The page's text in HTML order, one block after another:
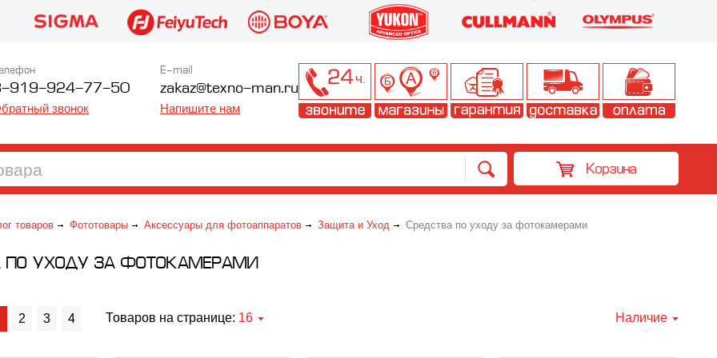
919-924-77-50
звонок
E-mail
zakaz@texno-man.ru
Напишите нам
Корзина
товаров Фототовары Аксессуары для фотоаппаратов Защита и Уход Средства по уходу за фотокамерами
ПО УХОДУ ЗА ФОТОКАМЕРАМИ
2 3 4 Товаров на странице: 16 Наличие